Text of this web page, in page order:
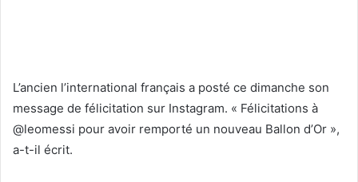
L’ancien l’international français a posté ce dimanche son
message de félicitation sur Instagram. « Félicitations à
@leomessi pour avoir remporté un nouveau Ballon d’Or »,
a-t-il écrit.